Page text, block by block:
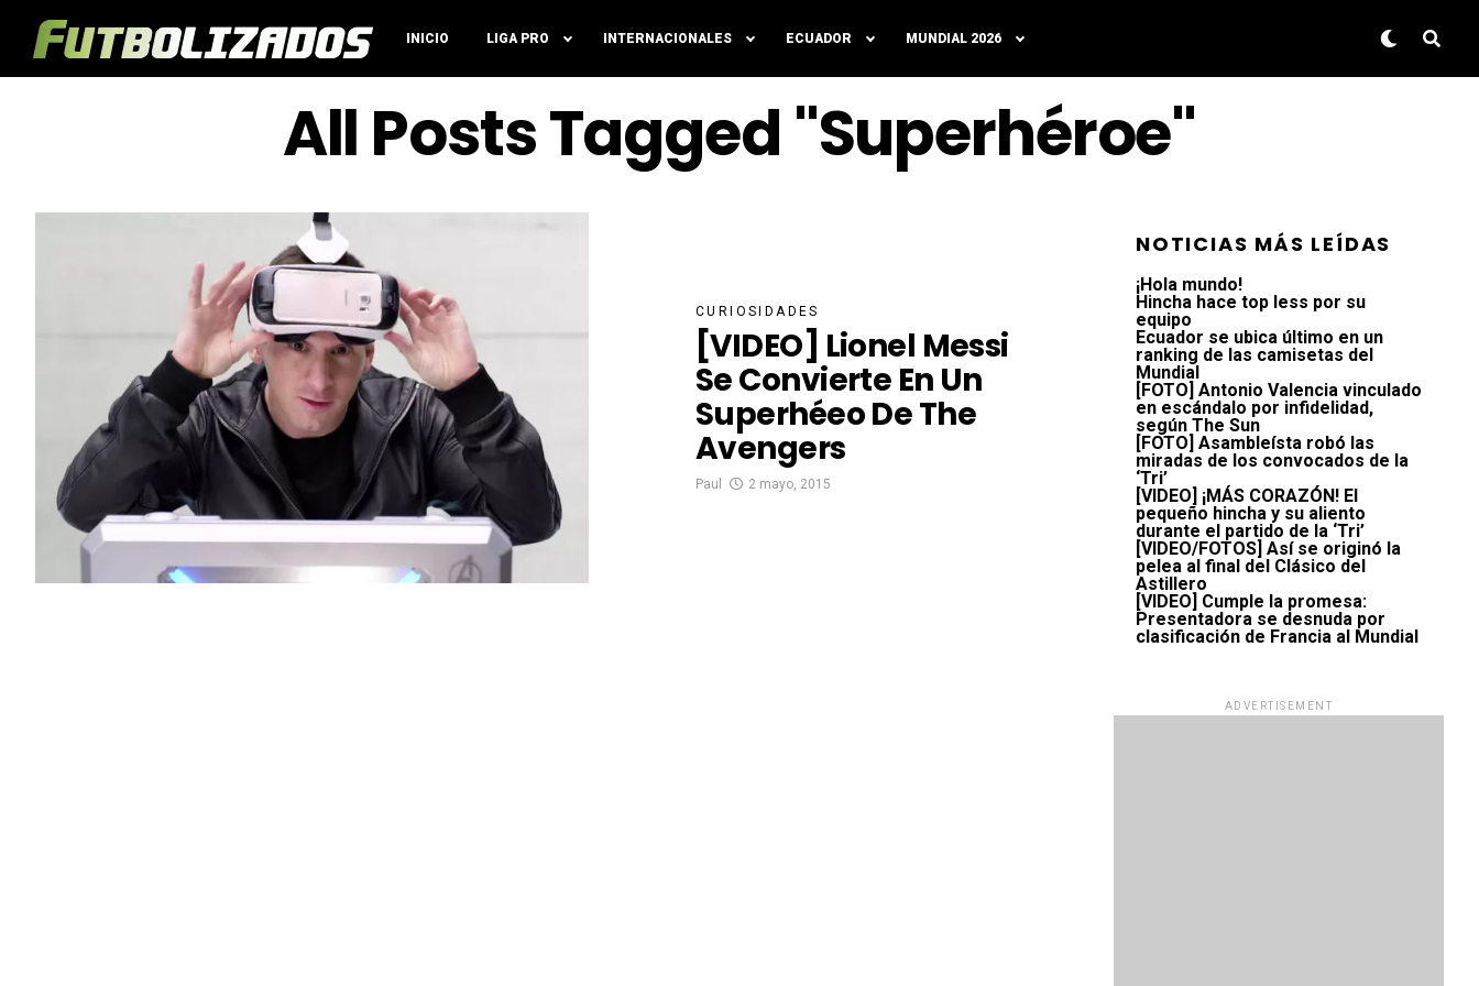
INICIO LIGA PRO INTERNACIONALES ECUADOR MUNDIAL 2026
All Posts Tagged "Superhéroe"
CURIOSIDADES
[VIDEO] Lionel Messi
Se Convierte En Un
Superhéeo De The
Avengers
Paul 2 mayo, 2015
NOTICIAS MÁS LEÍDAS
¡Hola mundo!
Hincha hace top less por su
equipo
Ecuador se ubica último en un
ranking de las camisetas del
Mundial
[FOTO] Antonio Valencia vinculado
en escándalo por infidelidad,
según The Sun
[FOTO] Asambleísta robó las
miradas de los convocados de la
‘Tri’
[VIDEO] ¡MÁS CORAZÓN! El
pequeño hincha y su aliento
durante el partido de la ‘Tri’
[VIDEO/FOTOS] Así se originó la
pelea al final del Clásico del
Astillero
[VIDEO] Cumple la promesa:
Presentadora se desnuda por
clasificación de Francia al Mundial
ADVERTISEMENT